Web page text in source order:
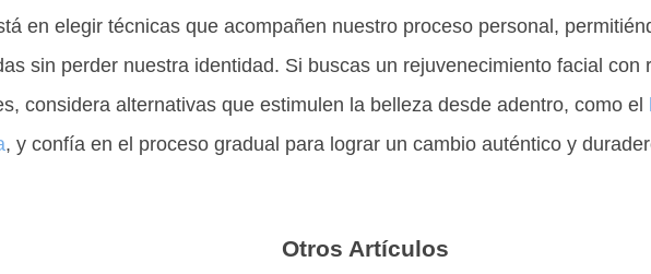
en elegir técnicas que acompañen nuestro proceso personal,
sin perder nuestra identidad. Si buscas un rejuvenecimiento facial con
considera alternativas que estimulen la belleza desde adentro, como el
, y confía en el proceso gradual para lograr un cambio auténtico y
Otros Artículos